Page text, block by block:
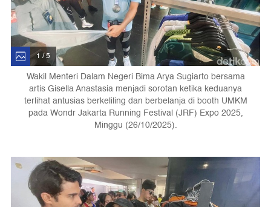
1 / 5
Wakil Menteri Dalam Negeri Bima Arya Sugiarto bersama
artis Gisella Anastasia menjadi sorotan ketika keduanya
terlihat antusias berkeliling dan berbelanja di booth UMKM
pada Wondr Jakarta Running Festival (JRF) Expo 2025,
Minggu (26/10/2025).